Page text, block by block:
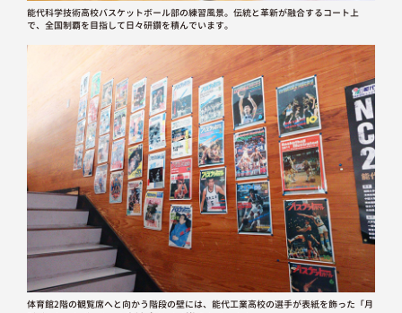
能代科学技術高校バスケットボール部の練習風景。伝統と革新が融合するコート上
で、全国制覇を目指して日々研鑽を積んでいます。
体育館2階の観覧席へと向かう階段の壁には、能代工業高校の選手が表紙を飾った「月